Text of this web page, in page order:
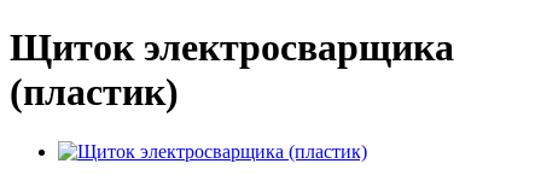
Щиток электросварщика
(пластик)